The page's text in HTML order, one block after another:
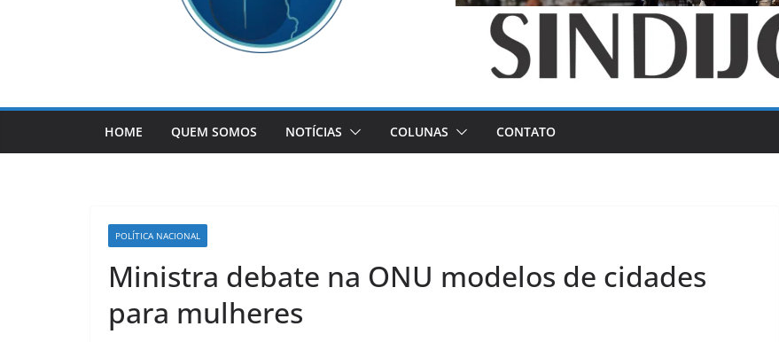
HOME QUEM SOMOS NOTÍCIAS COLUNAS CONTATO
POLÍTICA NACIONAL
Ministra debate na ONU modelos de cidades
para mulheres